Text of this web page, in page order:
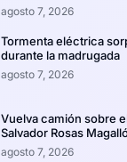
agosto 7, 2026
Tormenta eléctrica
durante la madrugada
agosto 7, 2026
Vuelva camión sobre
Salvador Rosas
agosto 7, 2026